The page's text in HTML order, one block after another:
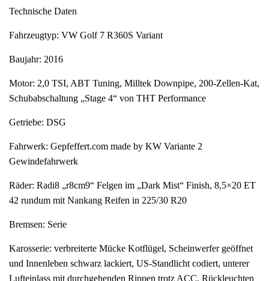
Technische Daten
Fahrzeugtyp: VW Golf 7 R360S Variant
Baujahr: 2016
Motor: 2,0 TSI, ABT Tuning, Milltek Downpipe, 200-Zellen-Kat,
Schubabschaltung „Stage 4“ von THT Performance
Getriebe: DSG
Fahrwerk: Gepfeffert.com made by KW Variante 2
Gewindefahrwerk
Räder: Radi8 „r8cm9“ Felgen im „Dark Mist“ Finish, 8,5×20 ET
42 rundum mit Nankang Reifen in 225/30 R20
Bremsen: Serie
Karosserie: verbreiterte Mücke Kotflügel, Scheinwerfer geöffnet
und Innenleben schwarz lackiert, US-Standlicht codiert, unterer
Lufteinlass mit durchgehenden Rippen trotz ACC, Rückleuchten